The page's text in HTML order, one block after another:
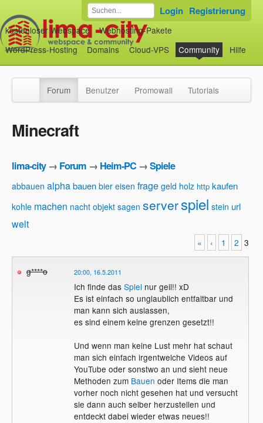
kostenloser Webspace
Webhosting-Pakete
WordPress-Hosting
Domains Cloud-VPS Community Hilfe
Login Registrierung
Forum Benutzer Promowall Tutorials
Minecraft
lima-city→ Forum → Heim-PC →Spiele
abbauen alphabauen bier eisen frage geld holz http kaufen
kohle machen nacht objekt sagen serverspiel stein url
welt
« ‹ 1 2 3
g****o 20:00, 16.5.2011
Ich finde das Spiel nur geil!! xD
Es ist einfach so unglaublich entfaltbar und
man kann sich auslassen,
es sind einem keine grenzen gesetzt!!
Und wenn man keine Lust mehr hat schaut
man sich einfach irgentwelche Videos auf
YouTube oder sonstwo an und sieht neue
Methoden zum Bauen oder Items die man
vorher noch nicht gesehen hat und versucht
sie dann auch selber herzustellen und
entdeckt dabei wieder etwas neues!!